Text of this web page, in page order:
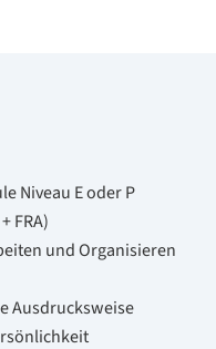
Niveau E oder P
FRA)
und Organisieren
Ausdrucksweise